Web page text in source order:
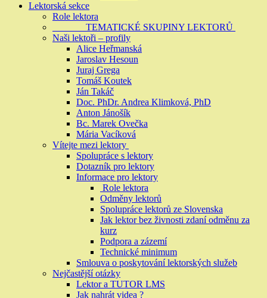
Lektorská sekce
Role lektora
TEMATICKÉ SKUPINY LEKTORŮ
Naši lektoři – profily
Alice Heřmanská
Jaroslav Hesoun
Juraj Grega
Tomáš Koutek
Ján Takáč
Doc. PhDr. Andrea Klimková, PhD
Anton Jánošík
Bc. Marek Ovečka
Mária Vacíková
Vítejte mezi lektory
Spolupráce s lektory
Dotazník pro lektory
Informace pro lektory
Role lektora
Odměny lektorů
Spolupráce lektorů ze Slovenska
Jak lektor bez živnosti zdaní odměnu za
kurz
Podpora a zázemí
Technické minimum
Smlouva o poskytování lektorských služeb
Nejčastější otázky
Lektor a TUTOR LMS
Jak nahrát videa ?